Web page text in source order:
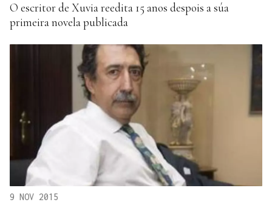
O escritor de Xuvia reedita 15 anos despois a súa
primeira novela publicada
9 NOV 2015